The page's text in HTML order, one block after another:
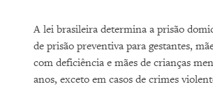
A lei brasileira determina a prisão
de prisão preventiva para gestantes,
com deficiência e mães de crianças
anos, exceto em casos de crimes